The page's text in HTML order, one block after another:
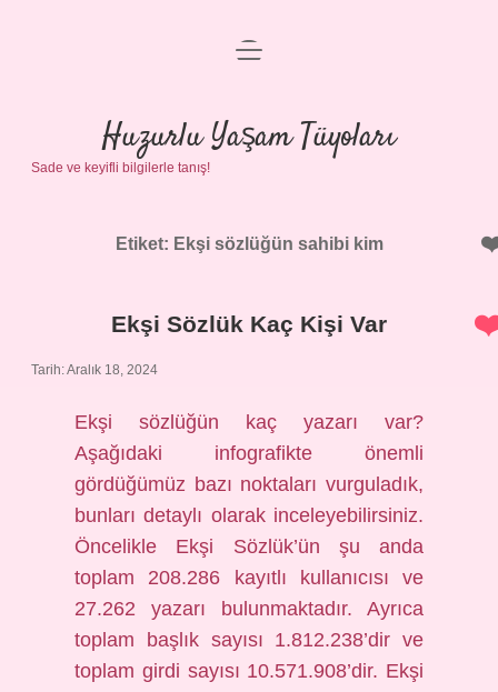
Anasayfa
Gizlilik Politikası
Yasal Uyarı
menüyü
Huzurlu Yaşam Tüyoları
Sade ve keyifli bilgilerle tanış!
Etiket: Ekşi sözlüğün sahibi kim
Ekşi Sözlük Kaç Kişi Var
Tarih: Aralık 18, 2024
Ekşi sözlüğün kaç yazarı var?
Aşağıdaki infografikte önemli
gördüğümüz bazı noktaları vurguladık,
bunları detaylı olarak inceleyebilirsiniz.
Öncelikle Ekşi Sözlük’ün şu anda
toplam 208.286 kayıtlı kullanıcısı ve
27.262 yazarı bulunmaktadır. Ayrıca
toplam başlık sayısı 1.812.238’dir ve
toplam girdi sayısı 10.571.908’dir. Ekşi